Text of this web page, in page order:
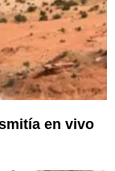
en vivo